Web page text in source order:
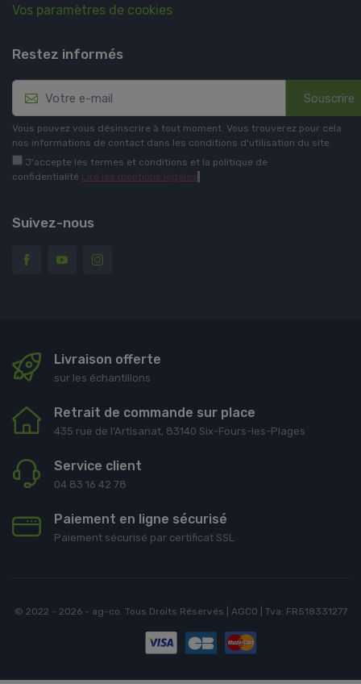
Vos paramètres de cookies
Restez informés
Souscrire
Vous pouvez vous désinscrire à tout moment. Vous trouverez pour cela
nos informations de contact dans les conditions d'utilisation du site.
J'accepte les termes et conditions et la politique de
confidentialité Lire les mentions légales.
Suivez-nous
Livraison offerte
sur les échantillons
Retrait de commande sur place
435 rue de l'Artisanat, 83140 Six-Fours-les-Plages
Service client
04 83 16 42 78
Paiement en ligne sécurisé
Paiement sécurisé par certificat SSL
© 2022 - 2026 - ag-co. Tous Droits Réservés | AGCO | Tva: FR518331277